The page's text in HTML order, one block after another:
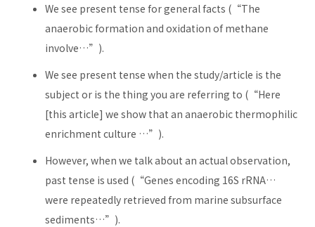
We see present tense for general facts (“The
anaerobic formation and oxidation of methane
involve…”).
We see present tense when the study/article is the
subject or is the thing you are referring to (“Here
[this article] we show that an anaerobic thermophilic
enrichment culture …”).
However, when we talk about an actual observation,
past tense is used (“Genes encoding 16S rRNA…
were repeatedly retrieved from marine subsurface
sediments…”).